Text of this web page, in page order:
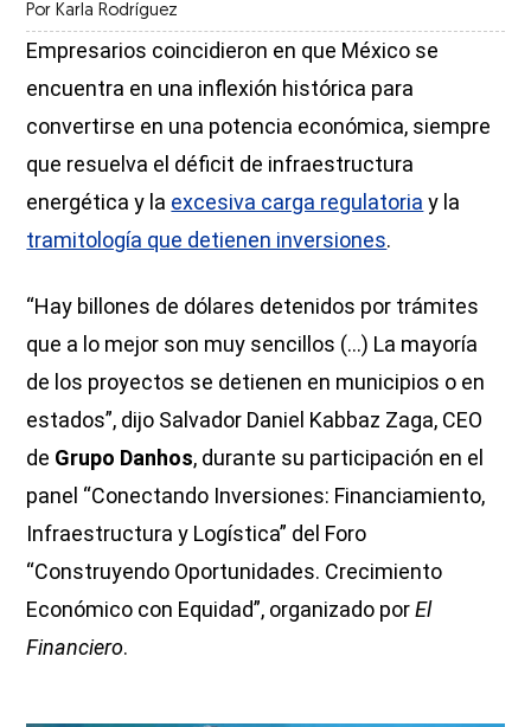
Por Karla Rodríguez
Empresarios coincidieron en que México se
encuentra en una inflexión histórica para
convertirse en una potencia económica, siempre
que resuelva el déficit de infraestructura
energética y la excesiva carga regulatoria y la
tramitología que detienen inversiones.
“Hay billones de dólares detenidos por trámites
que a lo mejor son muy sencillos (...) La mayoría
de los proyectos se detienen en municipios o en
estados”, dijo Salvador Daniel Kabbaz Zaga, CEO
de Grupo Danhos, durante su participación en el
panel “Conectando Inversiones: Financiamiento,
Infraestructura y Logística” del Foro
“Construyendo Oportunidades. Crecimiento
Económico con Equidad”, organizado porEl
Financiero.